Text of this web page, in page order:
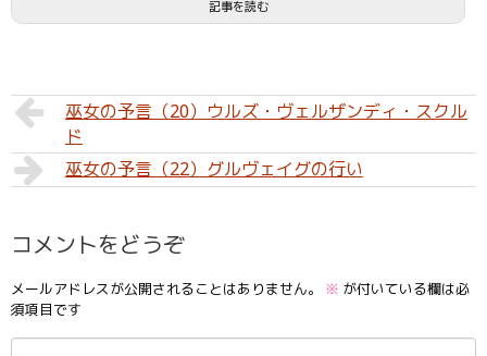
記事を読む
巫女の予言（20）ウルズ・ヴェルザンディ・スクル
ド
巫女の予言（22）グルヴェイグの行い
コメントをどうぞ
メールアドレスが公開されることはありません。 ※ が付いている欄は必
須項目です